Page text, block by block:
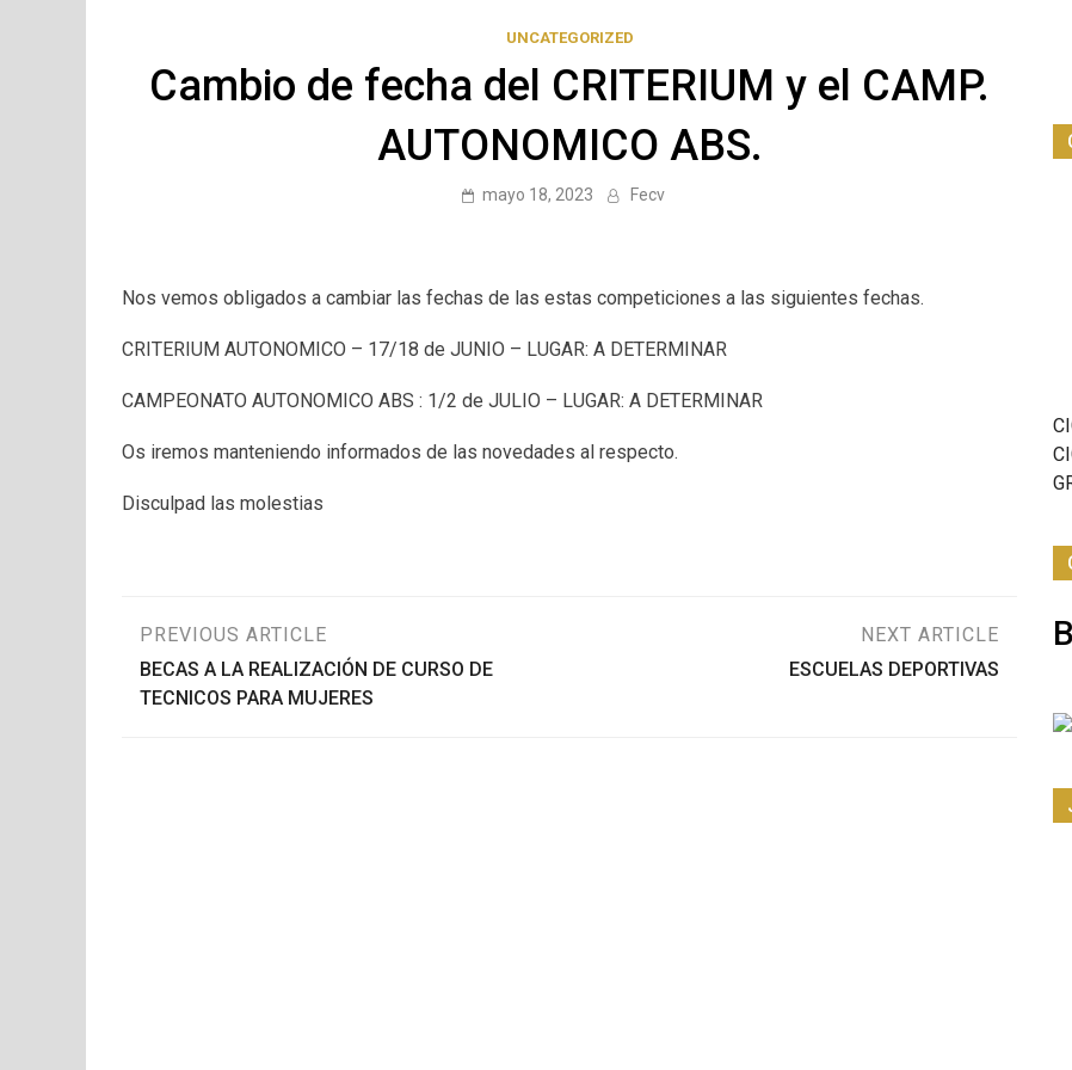
UNCATEGORIZED
Cambio de fecha del CRITERIUM y el CAMP.
AUTONOMICO ABS.
mayo 18, 2023 Fecv
Nos vemos obligados a cambiar las fechas de las estas competiciones a las siguientes fechas.
CRITERIUM AUTONOMICO – 17/18 de JUNIO – LUGAR: A DETERMINAR
CAMPEONATO AUTONOMICO ABS : 1/2 de JULIO – LUGAR: A DETERMINAR
Os iremos manteniendo informados de las novedades al respecto.
Disculpad las molestias
Navegación
de
PREVIOUS ARTICLE
BECAS A LA REALIZACIÓN DE CURSO DE
TECNICOS PARA MUJERES
NEXT ARTICLE
ESCUELAS DEPORTIVAS